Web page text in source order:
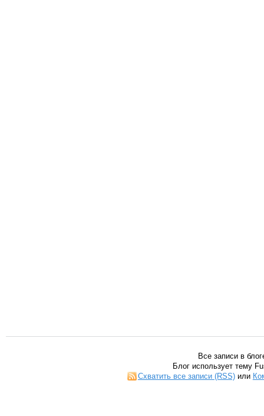
Все записи в
Блог использует тему
Схватить все записи (RSS)или